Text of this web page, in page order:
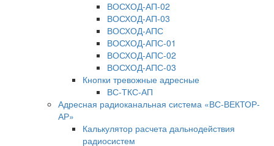
ВОСХОД-АП-02
ВОСХОД-АП-03
ВОСХОД-АПС
ВОСХОД-АПС-01
ВОСХОД-АПС-02
ВОСХОД-АПС-03
Кнопки тревожные адресные
ВС-ТКС-АП
Адресная радиоканальная система «ВС-ВЕКТОР-
АР»
Калькулятор расчета дальнодействия
радиосистем